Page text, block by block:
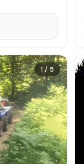
1 / 5